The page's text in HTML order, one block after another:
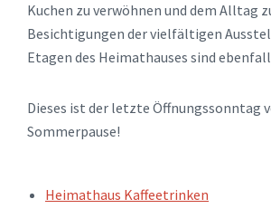
Kuchen zu verwöhnen und dem Alltag
Besichtigungen der vielfältigen
Etagen des Heimathauses sind
Dieses ist der letzte Öffnungssonntag
Sommerpause!
TAGS:Heimathaus Kaffeetrinken